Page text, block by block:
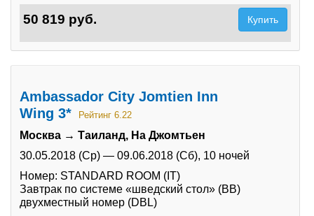
50 819 руб. Купить
Ambassador City Jomtien Inn
Wing 3*
Рейтинг 6.22
Москва → Таиланд, На Джомтьен
30.05.2018 (Ср) — 09.06.2018 (Сб), 10 ночей
Номер: STANDARD ROOM (IT)
Завтрак по системе «шведский стол» (BB)
двухместный номер (DBL)